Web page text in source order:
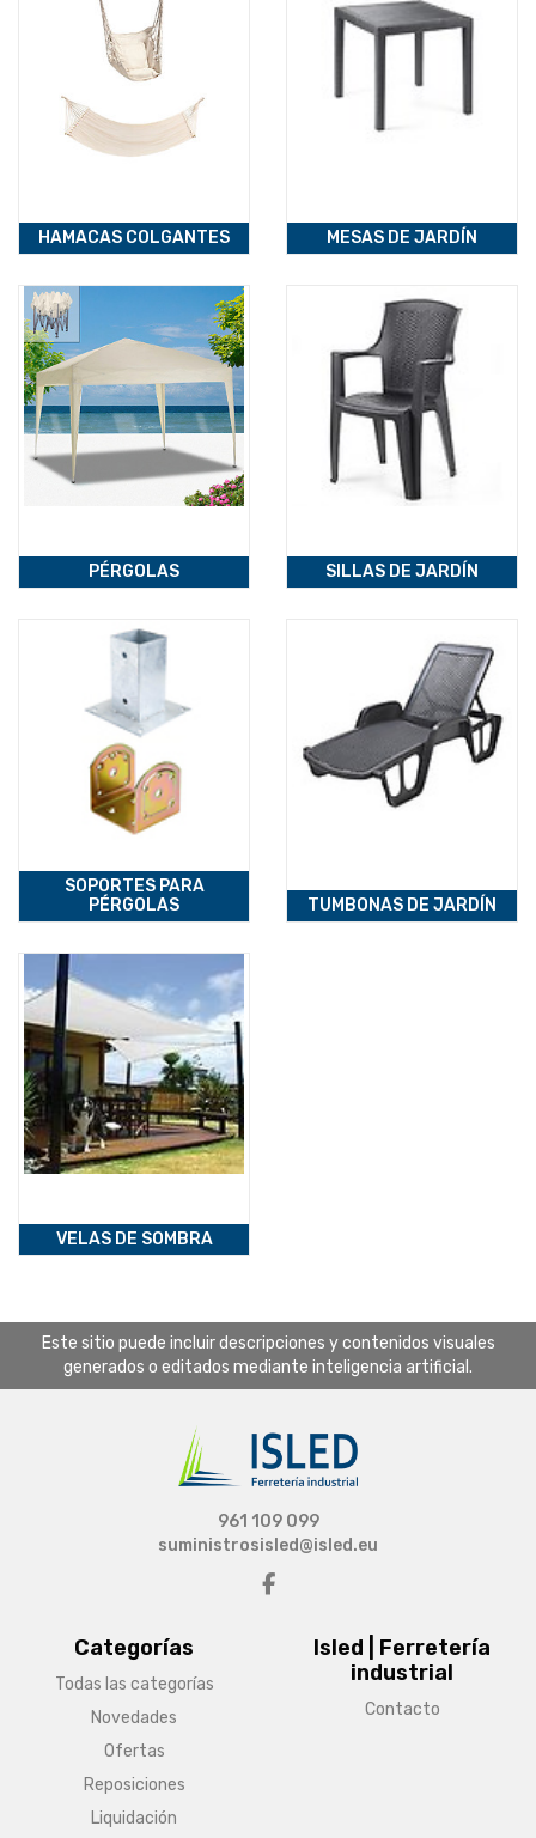
HAMACAS COLGANTES MESAS DE JARDÍN
PÉRGOLAS SILLAS DE JARDÍN
SOPORTES PARA
PÉRGOLAS
TUMBONAS DE JARDÍN
VELAS DE SOMBRA
Este sitio puede incluir descripciones y contenidos visuales
generados o editados mediante inteligencia artificial.
Categorías
Todas las categorías
Novedades
Ofertas
Reposiciones
Liquidación
Isled | Ferretería
industrial
Contacto
961 109 099
suministrosisled@isled.eu